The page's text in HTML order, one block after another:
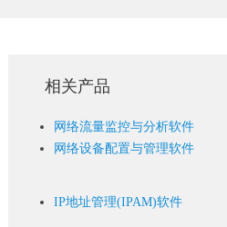
相关产品
网络流量监控与分析软件
网络设备配置与管理软件
IP地址管理(IPAM)软件